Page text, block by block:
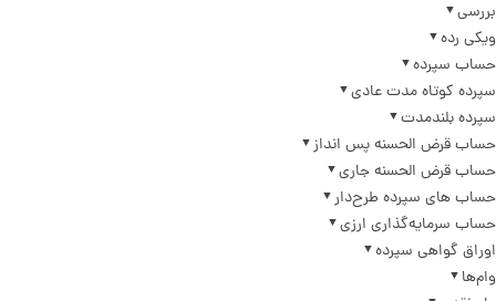
بررسی
ویکی رده
حساب سپرده
سپرده کوتاه مدت عادی
سپرده بلندمدت
حساب قرض الحسنه پس انداز
حساب قرض الحسنه جاری
حساب های سپرده طرح‌دار
حساب سرمایه‌گذاری ارزی
اوراق گواهی سپرده
وام‌ها